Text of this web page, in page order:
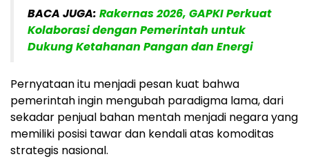
BACA JUGA: Rakernas 2026, GAPKI Perkuat
Kolaborasi dengan Pemerintah untuk
Dukung Ketahanan Pangan dan Energi
Pernyataan itu menjadi pesan kuat bahwa
pemerintah ingin mengubah paradigma lama, dari
sekadar penjual bahan mentah menjadi negara yang
memiliki posisi tawar dan kendali atas komoditas
strategis nasional.